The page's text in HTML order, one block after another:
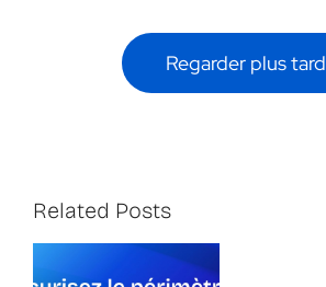
Regarder plus tard
Related Posts